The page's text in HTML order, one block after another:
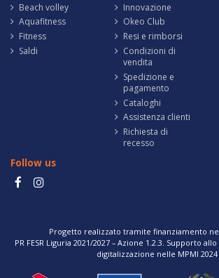
Beach volley
Aquafitness
Fitness
Saldi
Innovazione
Okeo Club
Resi e rimborsi
Condizioni di
vendita
Spedizione e
pagamento
Cataloghi
Assistenza clienti
Richiesta di
recesso
Follow us
Progetto realizzato tramite finanziamento
PR FESR Liguria 2021/2027 – Azione 1.2.3. Supporto
digitalizzazione nelle MPMI 2024